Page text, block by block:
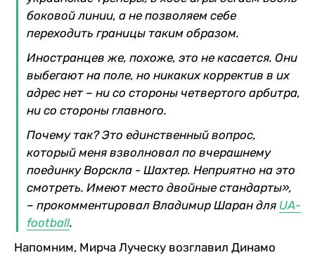
боковой линии, а не позволяем себе
переходить границы таким образом.
Иностранцев же, похоже, это не касается. Они
выбегают на поле, но никаких корректив в их
адрес нет – ни со стороны четвертого арбитра,
ни со стороны главного.
Почему так? Это единственный вопрос,
который меня взволновал по вчерашнему
поединку Ворскла - Шахтер. Неприятно на это
смотреть. Имеют место двойные стандарты»,
– прокомментировал Владимир Шаран для UA-
football.
Напомним, Мирча Луческу возглавил Динамо